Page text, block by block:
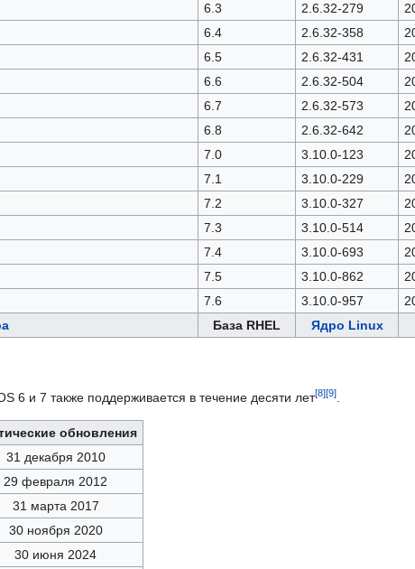
6.3 2.6.32-279
6.4 2.6.32-358
6.5 2.6.32-431
6.6 2.6.32-504
6.7 2.6.32-573
6.8 2.6.32-642
7.0 3.10.0-123
7.1 3.10.0-229
7.2 3.10.0-327
7.3 3.10.0-514
7.4 3.10.0-693
7.5 3.10.0-862
7.6 3.10.0-957
База RHEL Ядро Linux
6 и 7 также поддерживается в течение десяти лет
обновления
31 декабря 2010
29 февраля 2012
31 марта 2017
30 ноября 2020
30 июня 2024